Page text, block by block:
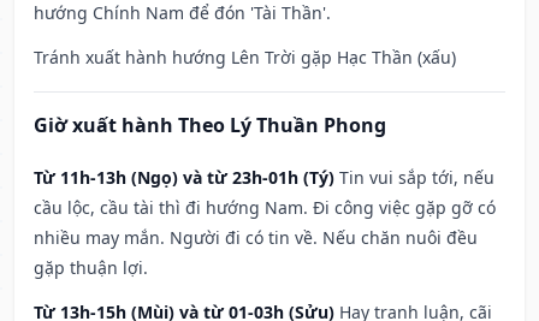
hướng Chính Nam để đón 'Tài Thần'.
Tránh xuất hành hướng Lên Trời gặp Hạc Thần (xấu)
Giờ xuất hành Theo Lý Thuần Phong
Từ 11h-13h (Ngọ) và từ 23h-01h (Tý) Tin vui sắp tới, nếu
cầu lộc, cầu tài thì đi hướng Nam. Đi công việc gặp gỡ có
nhiều may mắn. Người đi có tin về. Nếu chăn nuôi đều
gặp thuận lợi.
Từ 13h-15h (Mùi) và từ 01-03h (Sửu) Hay tranh luận, cãi